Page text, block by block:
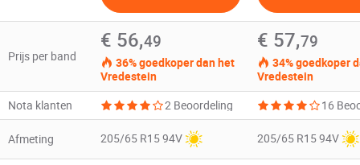
Prijs per band
€ 56,49
36% goedkoper dan het
Vredestein
€ 57,79
34% goedkoper
Vredestein
Nota klanten
2 Beoordeling 16
Afmeting 205/65 R15 94V 205/65 R15 94V